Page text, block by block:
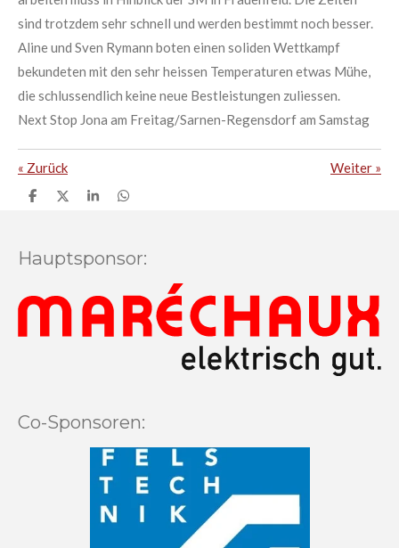
sind trotzdem sehr schnell und werden bestimmt noch besser.
Aline und Sven Rymann boten einen soliden Wettkampf
bekundeten mit den sehr heissen Temperaturen etwas Mühe,
die schlussendlich keine neue Bestleistungen zuliessen.
Next Stop Jona am Freitag/Sarnen-Regensdorf am Samstag
« Zurück Weiter »
T
e
n
T
e
n
T
e
n
T
e
n
Hauptsponsor:
Co-Sponsoren: